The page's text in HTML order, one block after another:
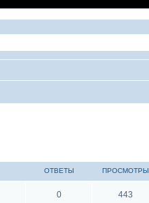
ОТВЕТЫ ПРОСМОТРЫ
0 443